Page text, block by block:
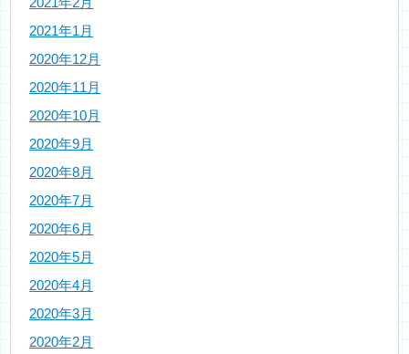
2021年1月
2020年12月
2020年11月
2020年10月
2020年9月
2020年8月
2020年7月
2020年6月
2020年5月
2020年4月
2020年3月
2020年2月